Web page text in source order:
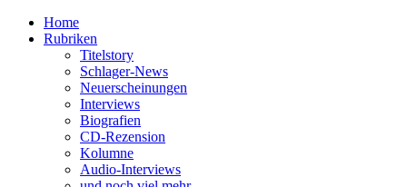
Home
Rubriken
Titelstory
Schlager-News
Neuerscheinungen
Interviews
Biografien
CD-Rezension
Kolumne
Audio-Interviews